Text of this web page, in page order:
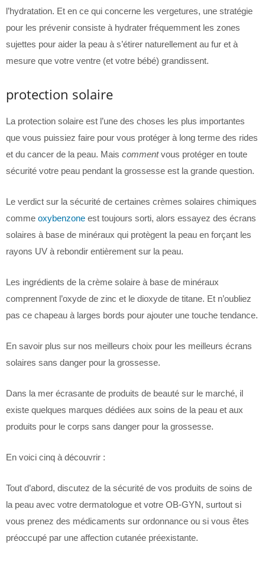
l’hydratation. Et en ce qui concerne les vergetures, une stratégie
pour les prévenir consiste à hydrater fréquemment les zones
sujettes pour aider la peau à s’étirer naturellement au fur et à
mesure que votre ventre (et votre bébé) grandissent.
protection solaire
La protection solaire est l’une des choses les plus importantes
que vous puissiez faire pour vous protéger à long terme des rides
et du cancer de la peau. Mais commentvous protéger en toute
sécurité votre peau pendant la grossesse est la grande question.
Le verdict sur la sécurité de certaines crèmes solaires chimiques
comme oxybenzone est toujours sorti, alors essayez des écrans
solaires à base de minéraux qui protègent la peau en forçant les
rayons UV à rebondir entièrement sur la peau.
Les ingrédients de la crème solaire à base de minéraux
comprennent l’oxyde de zinc et le dioxyde de titane. Et n’oubliez
pas ce chapeau à larges bords pour ajouter une touche tendance.
En savoir plus sur nos meilleurs choix pour les meilleurs écrans
solaires sans danger pour la grossesse.
Dans la mer écrasante de produits de beauté sur le marché, il
existe quelques marques dédiées aux soins de la peau et aux
produits pour le corps sans danger pour la grossesse.
En voici cinq à découvrir :
Tout d’abord, discutez de la sécurité de vos produits de soins de
la peau avec votre dermatologue et votre OB-GYN, surtout si
vous prenez des médicaments sur ordonnance ou si vous êtes
préoccupé par une affection cutanée préexistante.